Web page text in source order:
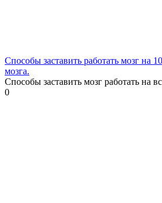
Способы заставить работать мозг на
мозга.
Способы заставить мозг работать на
0